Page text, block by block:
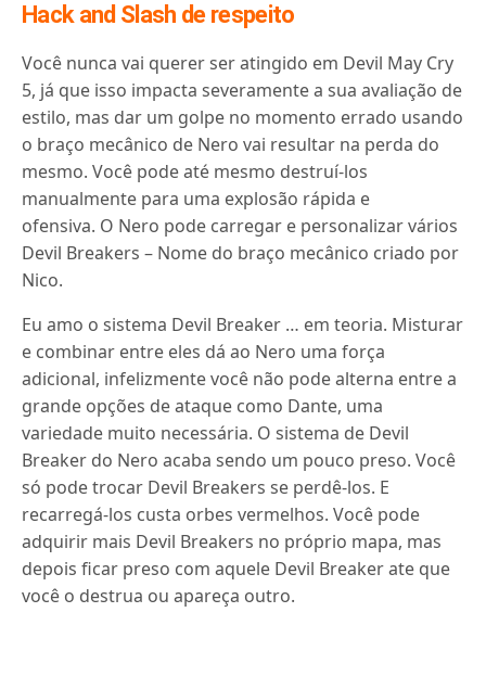
Hack and Slash de respeito
Você nunca vai querer ser atingido em Devil May Cry
5, já que isso impacta severamente a sua avaliação de
estilo, mas dar um golpe no momento errado usando
o braço mecânico de Nero vai resultar na perda do
mesmo. Você pode até mesmo destruí-los
manualmente para uma explosão rápida e
ofensiva. O Nero pode carregar e personalizar vários
Devil Breakers – Nome do braço mecânico criado por
Nico.
Eu amo o sistema Devil Breaker … em teoria. Misturar
e combinar entre eles dá ao Nero uma força
adicional, infelizmente você não pode alterna entre a
grande opções de ataque como Dante, uma
variedade muito necessária. O sistema de Devil
Breaker do Nero acaba sendo um pouco preso. Você
só pode trocar Devil Breakers se perdê-los. E
recarregá-los custa orbes vermelhos. Você pode
adquirir mais Devil Breakers no próprio mapa, mas
depois ficar preso com aquele Devil Breaker ate que
você o destrua ou apareça outro.